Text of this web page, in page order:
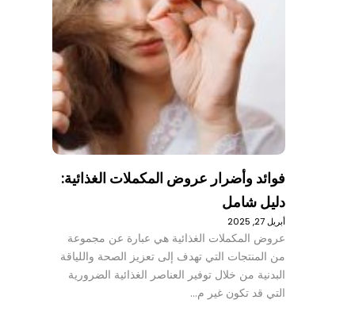
فوائد وأضرار عروض المكملات الغذائية:
دليل شامل
أبريل 27, 2025
عروض المكملات الغذائية هي عبارة عن مجموعة
من المنتجات التي تهدف إلى تعزيز الصحة واللياقة
البدنية من خلال توفير العناصر الغذائية الضرورية
التي قد تكون غير م…